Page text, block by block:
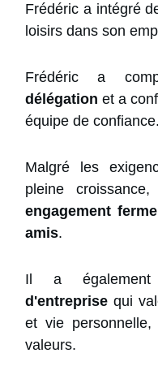
Frédéric a intégré
loisirs dans son
Frédéric a
délégation et a
équipe de confiance.
Malgré les
pleine
engagement
amis.
Il a
d'entreprise qui
et vie
valeurs.